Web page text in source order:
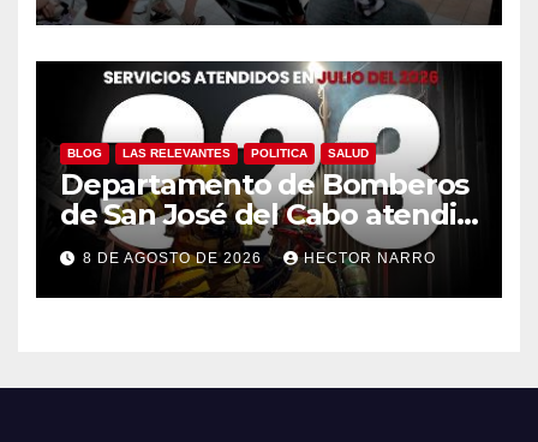
BLOG LAS RELEVANTES POLITICA SALUD
Departamento de Bomberos
de San José del Cabo atendió
323 emergencias durante
julio
8 DE AGOSTO DE 2026 HECTOR NARRO